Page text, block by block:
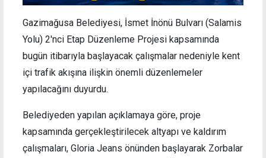
Gazimağusa Belediyesi, İsmet İnönü Bulvarı (Salamis
Yolu) 2'nci Etap Düzenleme Projesi kapsamında
bugün itibarıyla başlayacak çalışmalar nedeniyle kent
içi trafik akışına ilişkin önemli düzenlemeler
yapılacağını duyurdu.
Belediyeden yapılan açıklamaya göre, proje
kapsamında gerçekleştirilecek altyapı ve kaldırım
çalışmaları, Gloria Jeans önünden başlayarak Zorbalar